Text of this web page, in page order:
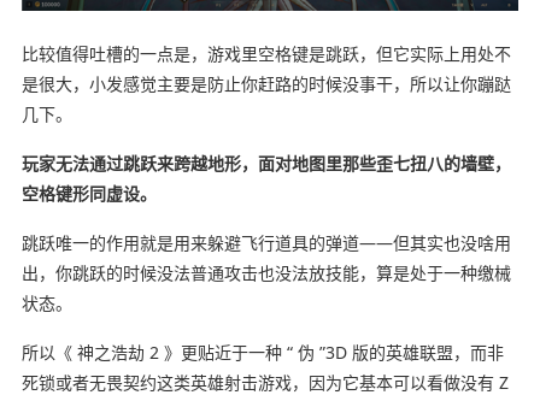
比较值得吐槽的一点是，游戏里空格键是跳跃，但它实际上用处不
是很大，小发感觉主要是防止你赶路的时候没事干，所以让你蹦跶
几下。
玩家无法通过跳跃来跨越地形，面对地图里那些歪七扭八的墙壁，
空格键形同虚设。
跳跃唯一的作用就是用来躲避飞行道具的弹道——但其实也没啥用
出，你跳跃的时候没法普通攻击也没法放技能，算是处于一种缴械
状态。
所以《 神之浩劫 2 》更贴近于一种 “ 伪 ”3D 版的英雄联盟，而非
死锁或者无畏契约这类英雄射击游戏，因为它基本可以看做没有 Z